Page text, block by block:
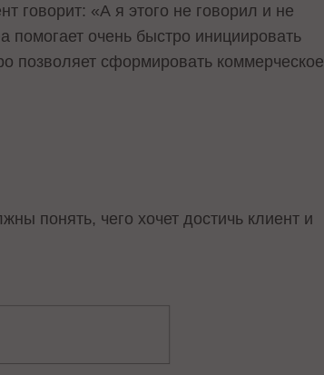
говорит: «А я этого не говорил и не
очень быстро инициировать
позволяет сформировать коммерческое
понять, чего хочет достичь клиент и